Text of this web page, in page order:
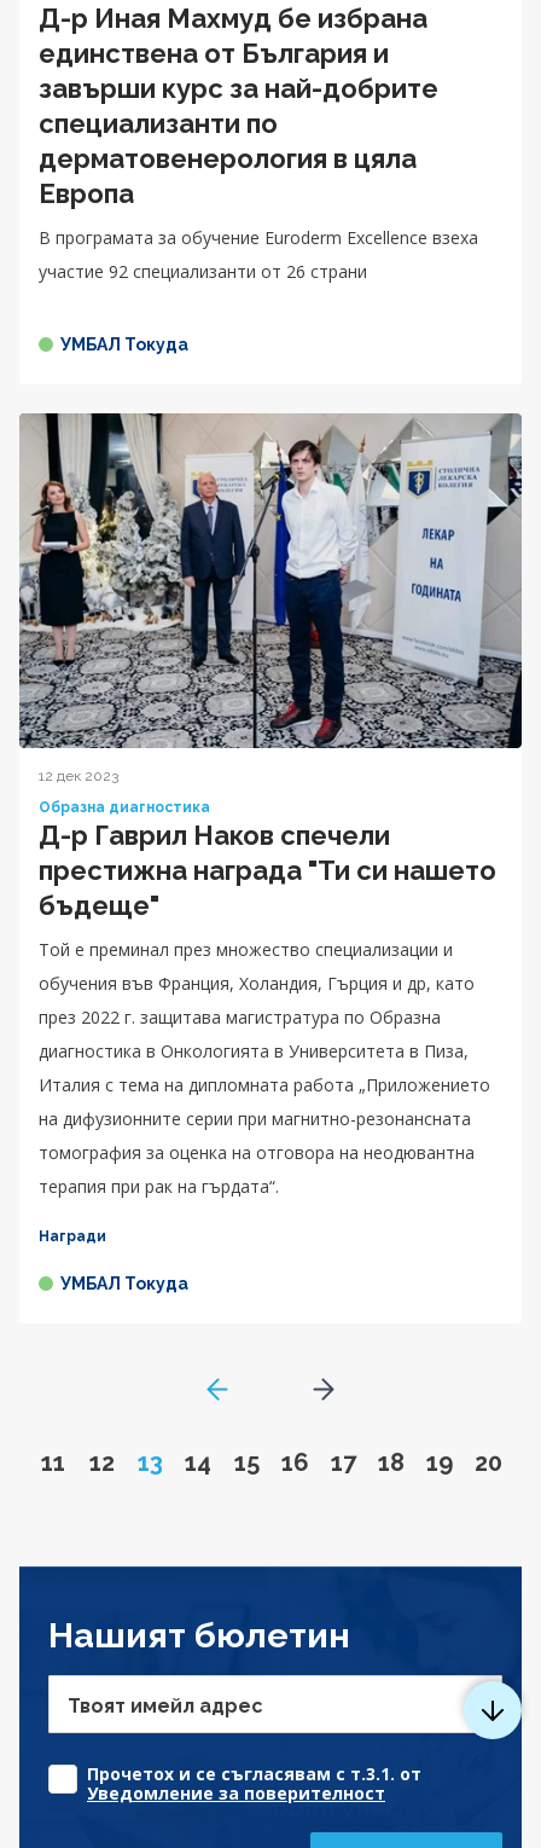
Д-р Иная Махмуд бе избрана
единствена от България и
завърши курс за най-добрите
специализанти по
дерматовенерология в цяла
Европа
В програмата за обучение Euroderm Excellence взеха
участие 92 специализанти от 26 страни
УМБАЛ Токуда
12 дек 2023
Образна диагностика
Д-р Гаврил Наков спечели
престижна награда "Ти си нашето
бъдеще"
Той е преминал през множество специализации и
обучения във Франция, Холандия, Гърция и др, като
през 2022 г. защитава магистратура по Образна
диагностика в Онкологията в Университета в Пиза,
Италия с тема на дипломната работа „Приложението
на дифузионните серии при магнитно-резонансната
томография за оценка на отговора на неодювантна
терапия при рак на гърдата“.
Награди
УМБАЛ Токуда
GoToPreviousPage
Go to page
11 Go to page
12 Page
13 Go to page
14 Go to page
15 Go to page
16 Go to page
17 Go to page
18 Go to
19 Go
20
Go to next page
Нашият бюлетин
Твоят имейл адрес
Прочетох и се съгласявам с т.3.1. от
Уведомление за поверителност